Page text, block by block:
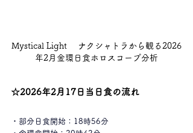
Mystical Light 　ナクシャトラから観る2026
年2月金環日食ホロスコープ分析
☆2026年2月17日当日食の流れ
・部分日食開始：18時56分